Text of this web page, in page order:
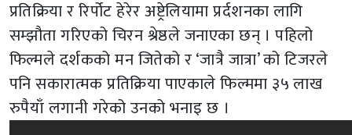
प्रतिक्रिया र रिर्पोट हेरेर अष्ट्रेलियामा प्रर्दशनका लागि
सम्झौता गरिएको चिरन श्रेष्ठले जनाएका छन् । पहिलो
फिल्मले दर्शकको मन जितेको र ‘जात्रै जात्रा’ को टिजरले
पनि सकारात्मक प्रतिक्रिया पाएकाले फिल्ममा ३५ लाख
रुपैयाँ लगानी गरेको उनको भनाइ छ ।